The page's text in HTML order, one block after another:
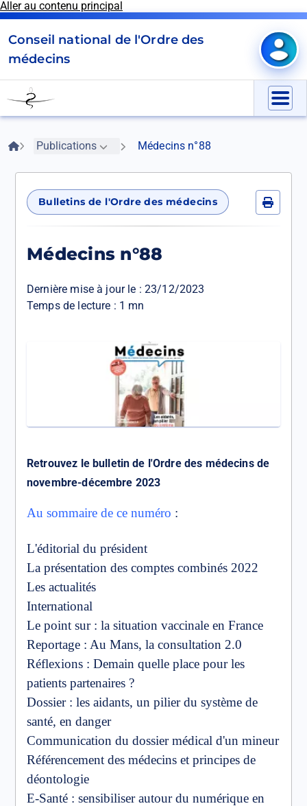
Aller au contenu principal
Menu
to
homepage
Conseil national de l'Ordre des
médecins
Mon
Fil
d'Ariane
AccueilPublications Médecins n°88
Bulletins de l'Ordre des médecins
Médecins n°88
Dernière mise à jour le : 23/12/2023
Temps de lecture : 1 mn
Retrouvez le bulletin de l'Ordre des médecins de
novembre-décembre 2023
Au sommaire de ce numéro :
L'éditorial du président
La présentation des comptes combinés 2022
Les actualités
International
Le point sur : la situation vaccinale en France
Reportage : Au Mans, la consultation 2.0
Réflexions : Demain quelle place pour les
patients partenaires ?
Dossier : les aidants, un pilier du système de
santé, en danger
Communication du dossier médical d'un mineur
Référencement des médecins et principes de
déontologie
E-Santé : sensibiliser autour du numérique en
Panneau de gestion des cookies